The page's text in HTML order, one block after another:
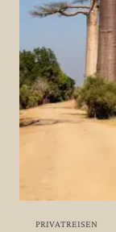
PRIVATREISEN